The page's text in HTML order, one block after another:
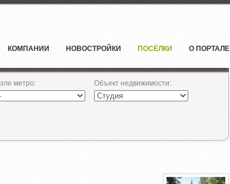
КОМПАНИИ НОВОСТРОЙКИ ПОСЁЛКИ О ПОРТАЛЕ
метро: Объект недвижимости: